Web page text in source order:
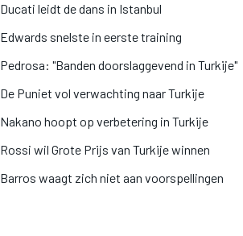
DTM
Ducati leidt de dans in Istanbul
Edwards snelste in eerste training
Pedrosa: "Banden doorslaggevend in Turkije"
De Puniet vol verwachting naar Turkije
Nakano hoopt op verbetering in Turkije
Rossi wil Grote Prijs van Turkije winnen
Barros waagt zich niet aan voorspellingen